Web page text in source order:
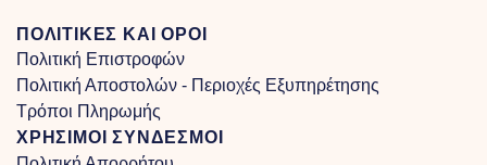
ΠΟΛΙΤΙΚΕΣ ΚΑΙ ΟΡΟΙ
Πολιτική Επιστροφών
Πολιτική Αποστολών - Περιοχές Εξυπηρέτησης
Τρόποι Πληρωμής
ΧΡΗΣΙΜΟΙ ΣΥΝΔΕΣΜΟΙ